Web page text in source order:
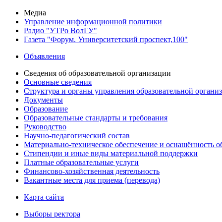
Медиа
Управление информационной политики
Радио "УТРо ВолГУ"
Газета "Форум. Университетский проспект,100"
Объявления
Сведения об образовательной организации
Основные сведения
Структура и органы управления образовательной
Документы
Образование
Образовательные стандарты и требования
Руководство
Научно-педагогический состав
Материально-техническое обеспечение и оснащённость
Стипендии и иные виды материальной поддержки
Платные образовательные услуги
Финансово-хозяйственная деятельность
Вакантные места для приема (перевода)
Карта сайта
Выборы ректора